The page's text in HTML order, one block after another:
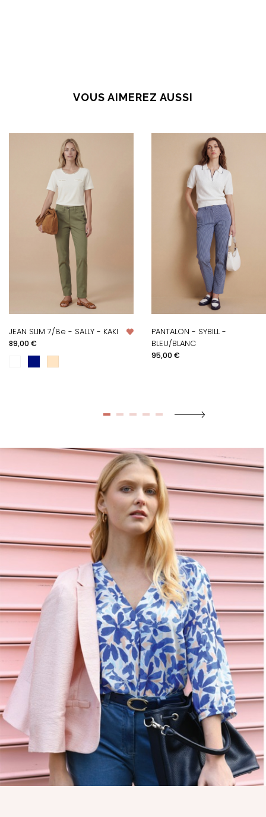
VOUS AIMEREZ AUSSI
JEAN SLIM 7/8e - SALLY - KAKI
Prix
89,00 €
PANTALON - SYBILL -
BLEU/BLANC
Prix
95,00 €